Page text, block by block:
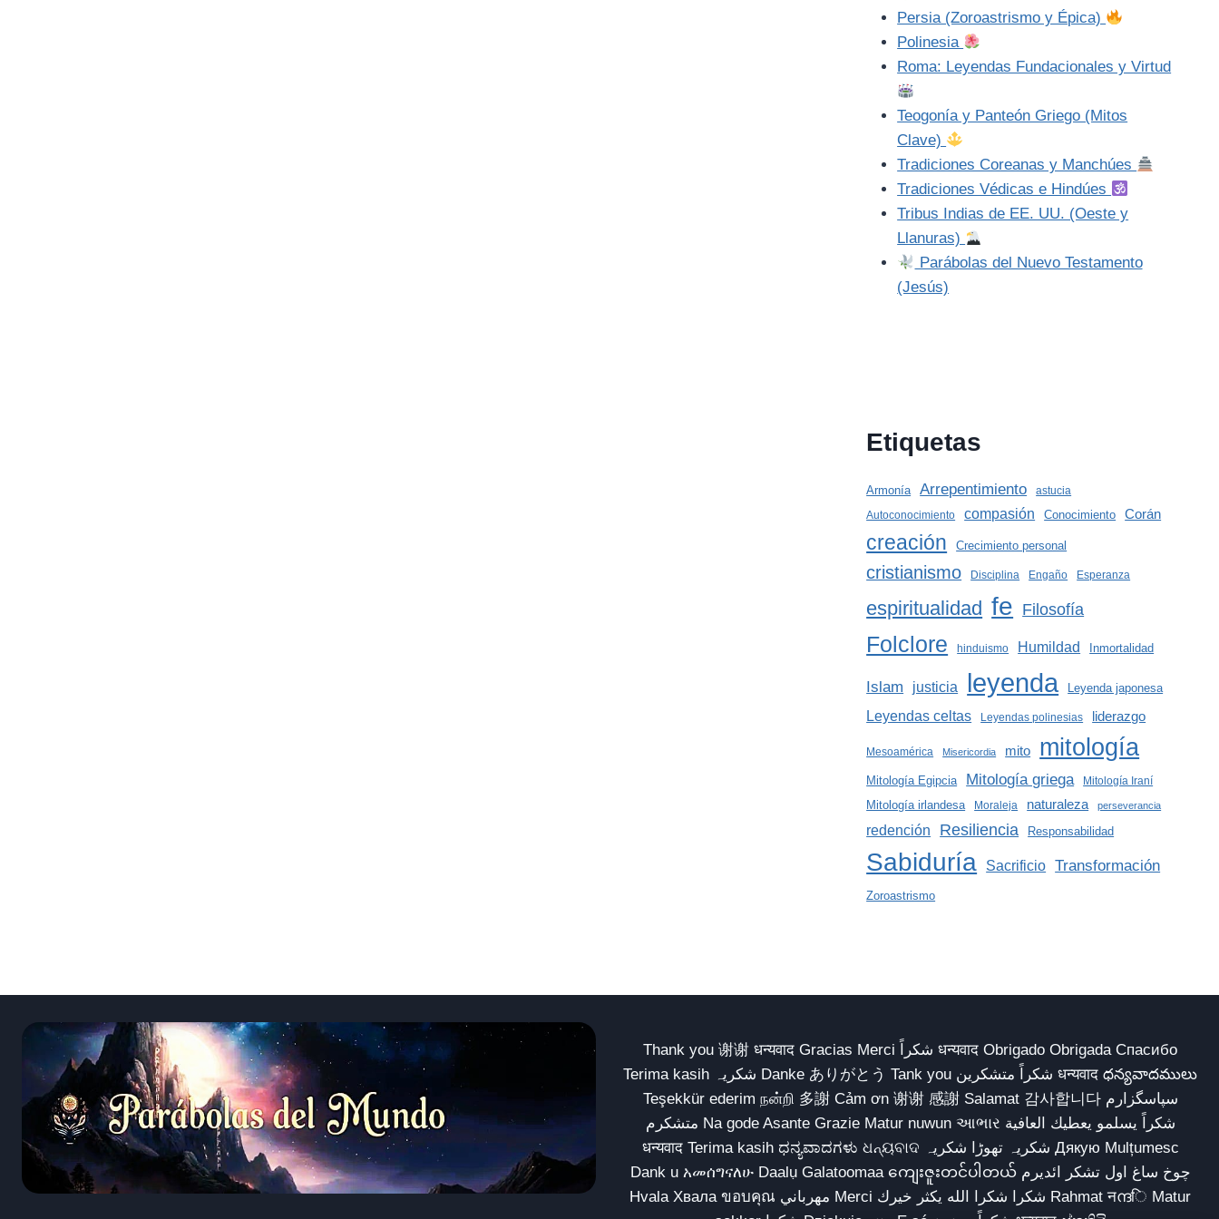
Persia (Zoroastrismo y Épica)
Polinesia
Roma: Leyendas Fundacionales y Virtud
Teogonía y Panteón Griego (Mitos
Clave)
Tradiciones Coreanas y Manchúes
Tradiciones Védicas e Hindúes
Tribus Indias de EE. UU. (Oeste y
Llanuras)
Parábolas del Nuevo Testamento
(Jesús)
Etiquetas
Armonía Arrepentimiento
astucia
Autoconocimiento
compasión Conocimiento Corán
creación Crecimiento personal
cristianismo Disciplina Engaño Esperanza
espiritualidad fe Filosofía
Folclore hinduismo Humildad Inmortalidad
Islam justicia leyenda Leyenda japonesa
Leyendas celtas Leyendas polinesias liderazgo
Mesoamérica Misericordia mito mitología
Mitología Egipcia Mitología griega Mitología Iraní
Mitología irlandesa Moraleja naturaleza perseverancia
redención Resiliencia Responsabilidad
Sabiduría Sacrificio Transformación
Zoroastrismo
Thank you 谢谢 धन्यवाद Gracias Merci شكراً धन्यवाद Obrigado Obrigada Спасибо
Terima kasih شکریہ Danke ありがとう Tank you شكراً متشكرين धन्यवाद ధన్యవాదములు
Teşekkür ederim நன்றி 多謝 Cảm ơn 谢谢 感謝 Salamat 감사합니다 سپاسگزارم
متشکرم Na gode Asante Grazie Matur nuwun આભાર شكراً يسلمو يعطيك العافية
धन्यवाद Terima kasih ಧನ್ಯವಾದಗಳು ଧନ୍ୟବାଦ شکریہ تھوڑا شکریہ Дякую Mulțumesc
Dank u አመሰግናለሁ Daalụ Galatoomaa ကျေးဇူးတင်ပါတယ် چوخ ساغ اول تشکر ائدیرم
Hvala Хвала ขอบคุณ مهرباني Merci شكرا شكرا الله يكثر خيرك Rahmat नന്ദि Matur